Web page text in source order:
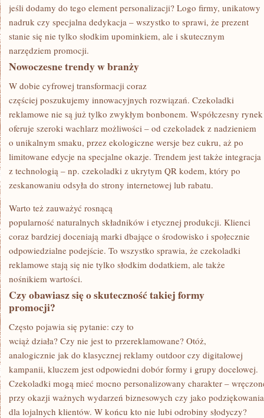
jeśli dodamy do tego element personalizacji? Logo firmy, unikatowy
nadruk czy specjalna dedykacja – wszystko to sprawi, że prezent
stanie się nie tylko słodkim upominkiem, ale i skutecznym
narzędziem promocji.
Nowoczesne trendy w branży
W dobie cyfrowej transformacji coraz
częściej poszukujemy innowacyjnych rozwiązań. Czekoladki
reklamowe nie są już tylko zwykłym bonbonem. Współczesny rynek
oferuje szeroki wachlarz możliwości – od czekoladek z nadzieniem
o unikalnym smaku, przez ekologiczne wersje bez cukru, aż po
limitowane edycje na specjalne okazje. Trendem jest także integracja
z technologią – np. czekoladki z ukrytym QR kodem, który po
zeskanowaniu odsyła do strony internetowej lub rabatu.
Warto też zauważyć rosnącą
popularność naturalnych składników i etycznej produkcji. Klienci
coraz bardziej doceniają marki dbające o środowisko i społecznie
odpowiedzialne podejście. To wszystko sprawia, że czekoladki
reklamowe stają się nie tylko słodkim dodatkiem, ale także
nośnikiem wartości.
Czy obawiasz się o skuteczność takiej formy
promocji?
Często pojawia się pytanie: czy to
wciąż działa? Czy nie jest to przereklamowane? Otóż,
analogicznie jak do klasycznej reklamy outdoor czy digitalowej
kampanii, kluczem jest odpowiedni dobór formy i grupy docelowej.
Czekoladki mogą mieć mocno personalizowany charakter –
przy okazji ważnych wydarzeń biznesowych czy jako podziękowania
dla lojalnych klientów. W końcu kto nie lubi odrobiny słodyczy?